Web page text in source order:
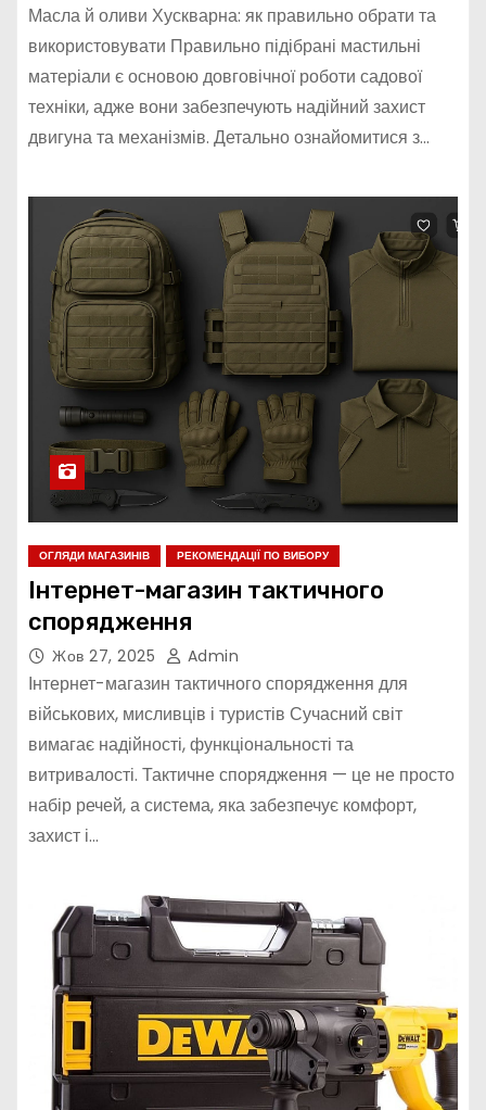
Масла й оливи Хускварна: як правильно обрати та
використовувати Правильно підібрані мастильні
матеріали є основою довговічної роботи садової
техніки, адже вони забезпечують надійний захист
двигуна та механізмів. Детально ознайомитися з…
ОГЛЯДИ МАГАЗИНІВ РЕКОМЕНДАЦІЇ ПО ВИБОРУ
Інтернет-магазин тактичного
спорядження
Жов 27, 2025 Admin
Інтернет-магазин тактичного спорядження для
військових, мисливців і туристів Сучасний світ
вимагає надійності, функціональності та
витривалості. Тактичне спорядження — це не просто
набір речей, а система, яка забезпечує комфорт,
захист і…